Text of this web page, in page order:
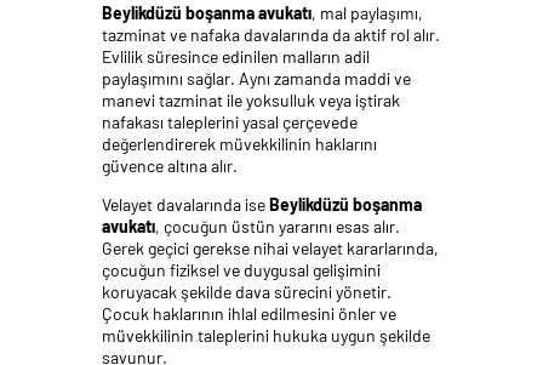
Beylikdüzü boşanma avukatı, mal paylaşımı,
tazminat ve nafaka davalarında da aktif rol alır.
Evlilik süresince edinilen malların adil
paylaşımını sağlar. Aynı zamanda maddi ve
manevi tazminat ile yoksulluk veya iştirak
nafakası taleplerini yasal çerçevede
değerlendirerek müvekkilinin haklarını
güvence altına alır.
Velayet davalarında iseBeylikdüzü boşanma
avukatı, çocuğun üstün yararını esas alır.
Gerek geçici gerekse nihai velayet kararlarında,
çocuğun fiziksel ve duygusal gelişimini
koruyacak şekilde dava sürecini yönetir.
Çocuk haklarının ihlal edilmesini önler ve
müvekkilinin taleplerini hukuka uygun şekilde
savunur.